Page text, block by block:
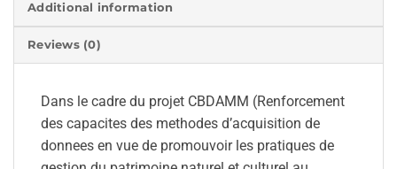
Additional information
Reviews (0)
Dans le cadre du projet CBDAMM (Renforcement
des capacites des methodes d’acquisition de
donnees en vue de promouvoir les pratiques de